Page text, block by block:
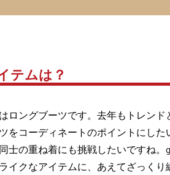
テムは？
ングブーツです。去年もトレン
をコーディネートのポイントにし
の重ね着にも挑戦したいですね。
イクなアイテムに、あえてざっく